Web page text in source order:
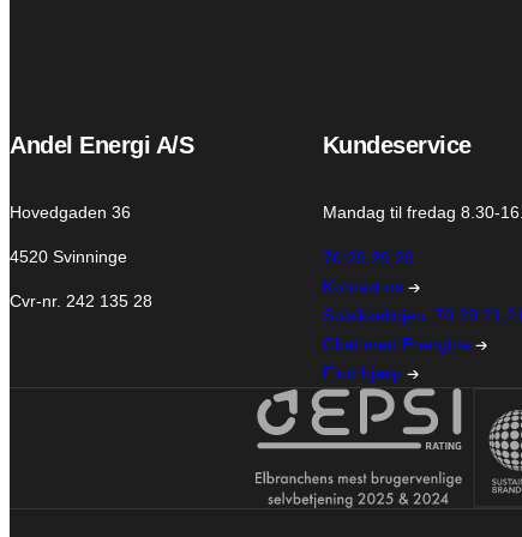
Andel Energi A/S
Hovedgaden 36
4520 Svinninge
Cvr-nr. 242 135 28
Kundeservice
Mandag til fredag 8.30-
70 29 29 29
Kontakt os
Solsikkelinjen: 70 29 21 21
Chat med Energitte
Find hjælp